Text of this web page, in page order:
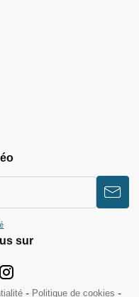
sur
Politique de cookies